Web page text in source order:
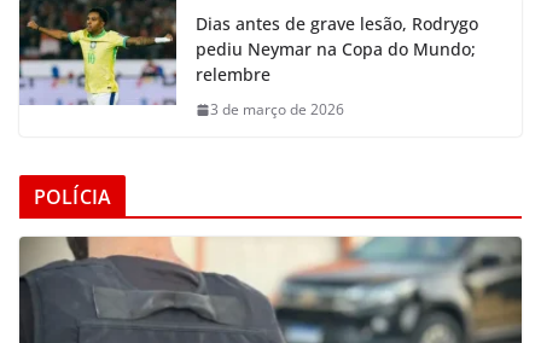
Dias antes de grave lesão, Rodrygo
pediu Neymar na Copa do Mundo;
relembre
3 de março de 2026
POLÍCIA